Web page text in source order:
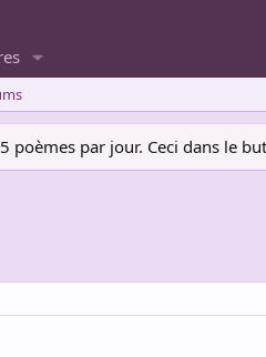
poèmes par jour. Ceci dans le